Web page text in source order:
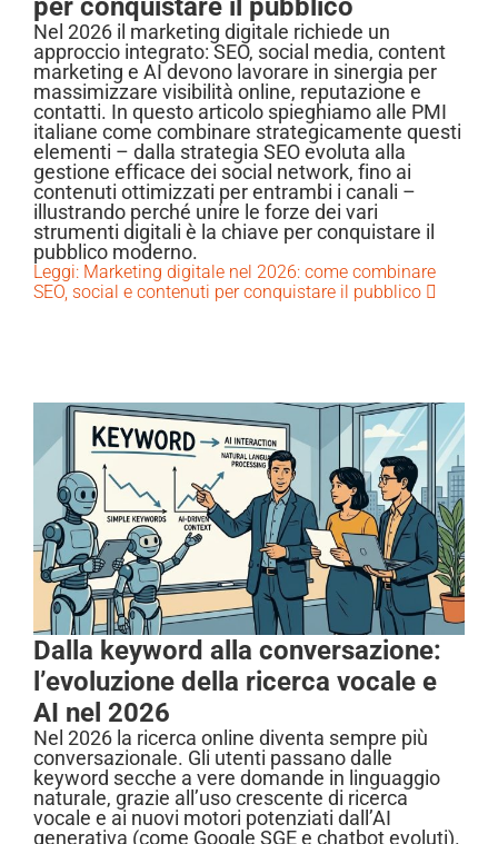
per conquistare il pubblico
Nel 2026 il marketing digitale richiede un
approccio integrato: SEO, social media, content
marketing e AI devono lavorare in sinergia per
massimizzare visibilità online, reputazione e
contatti. In questo articolo spieghiamo alle PMI
italiane come combinare strategicamente questi
elementi – dalla strategia SEO evoluta alla
gestione efficace dei social network, fino ai
contenuti ottimizzati per entrambi i canali –
illustrando perché unire le forze dei vari
strumenti digitali è la chiave per conquistare il
pubblico moderno.
Leggi: Marketing digitale nel 2026: come combinare
SEO, social e contenuti per conquistare il pubblico
Dalla keyword alla conversazione:
l’evoluzione della ricerca vocale e
AI nel 2026
Nel 2026 la ricerca online diventa sempre più
conversazionale. Gli utenti passano dalle
keyword secche a vere domande in linguaggio
naturale, grazie all’uso crescente di ricerca
vocale e ai nuovi motori potenziati dall’AI
generativa (come Google SGE e chatbot evoluti).